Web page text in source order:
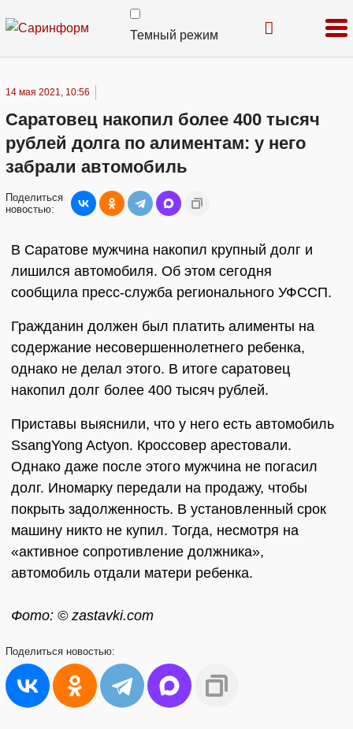
Темный режим
14 мая 2021, 10:56
Саратовец накопил более 400 тысяч
рублей долга по алиментам: у него
забрали автомобиль
Поделиться
новостью:
В Саратове мужчина накопил крупный долг и
лишился автомобиля. Об этом сегодня
сообщила пресс-служба регионального УФССП.
Гражданин должен был платить алименты на
содержание несовершеннолетнего ребенка,
однако не делал этого. В итоге саратовец
накопил долг более 400 тысяч рублей.
Приставы выяснили, что у него есть автомобиль
SsangYong Actyon. Кроссовер арестовали.
Однако даже после этого мужчина не погасил
долг. Иномарку передали на продажу, чтобы
покрыть задолженность. В установленный срок
машину никто не купил. Тогда, несмотря на
«активное сопротивление должника»,
автомобиль отдали матери ребенка.
Фото: © zastavki.com
Поделиться новостью: